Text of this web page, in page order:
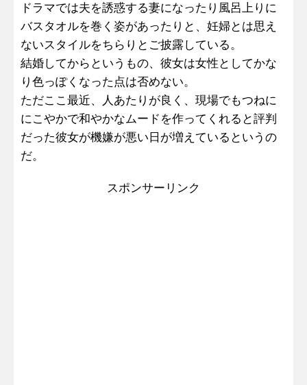
ドラマでは夫を誘惑する妻になったり風呂上りに
バスタオルを巻く姿があったりと、妊婦とは思え
ないスタイルをちらりとご披露している。
結婚してからというもの、彼女は女性としてかな
り色っぽくなった点は否めない。
ただここ最近、人あたりが良く、現場でもつねに
にこやかで和やかなムードを作ってくれると評判
だった彼女が機嫌が悪い日が増えているというの
だ。
スポンサーリンク